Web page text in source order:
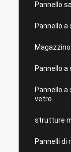
Pannello
Pannello a
Pannello
Pannello a
vetro
strutture
Pannelli